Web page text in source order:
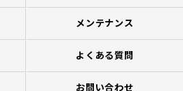
メンテナンス
よくある質問